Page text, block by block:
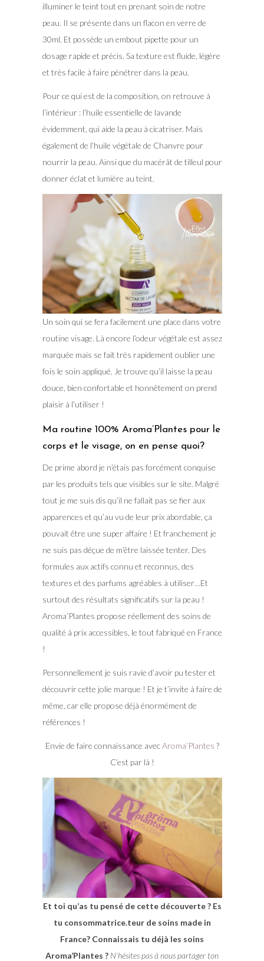
illuminer le teint tout en prenant soin de notre
peau. Il se présente dans un flacon en verre de
30ml. Et possède un embout pipette pour un
dosage rapide et précis. Sa texture est fluide, légère
et très facile à faire pénétrer dans la peau.
Pour ce qui est de la composition, on retrouve à
l’intérieur : l’huile essentielle de lavande
évidemment, qui aide la peau à cicatriser. Mais
également de l’huile végétale de Chanvre pour
nourrir la peau. Ainsi que du macérât de tilleul pour
donner éclat et lumière au teint.
Un soin qui se fera facilement une place dans votre
routine visage. Là encore l’odeur végétale est assez
marquée mais se fait très rapidement oublier une
fois le soin appliqué. Je trouve qu’il laisse la peau
douce, bien confortable et honnêtement on prend
plaisir à l’utiliser !
Ma routine 100% Aroma’Plantes pour le
corps et le visage, on en pense quoi?
De prime abord je n’étais pas forcément conquise
par les produits tels que visibles sur le site. Malgré
tout je me suis dis qu’il ne fallait pas se fier aux
apparences et qu’au vu de leur prix abordable, ça
pouvait être une super affaire ! Et franchement je
ne suis pas déçue de m’être laissée tenter. Des
formules aux actifs connu et reconnus, des
textures et des parfums agréables à utiliser…Et
surtout des résultats significatifs sur la peau !
Aroma’Plantes propose réellement des soins de
qualité à prix accessibles, le tout fabriqué en France
!
Personnellement je suis ravie d’avoir pu tester et
découvrir cette jolie marque ! Et je t’invite à faire de
même, car elle propose déjà énormément de
références !
Envie de faire connaissance avecAroma’Plantes ?
C’est par là !
Et toi qu’as tu pensé de cette découverte ? Es
tu consommatrice.teur de soins made in
France? Connaissais tu déjà les soins
Aroma’Plantes ? N’hésites pas à nous partager ton